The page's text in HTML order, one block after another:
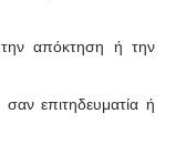
απόκτηση ή την
επιτηδευματία ή